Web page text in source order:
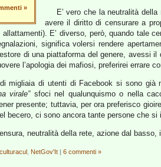
»
E’ vero che la neutralità
avere il diritto di censurare a
E’ diverso, però, quando tale
significa volersi rendere
di una piattaforma del genere, avessi
l’apologia dei mafiosi, preferirei errare
migliaia di utenti di Facebook si sono già
virale”sfoci nel qualunquismo o nella
presente; tuttavia, per ora preferisco
becero, ci sono ancora tante persone che si
neutralità della rete, azione dal basso,
NetGov'It | 6 commenti »